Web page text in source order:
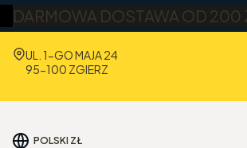
DARMOWA DOSTAWA OD 200
Adres:
UL. 1-GO MAJA 24
95-100 ZGIERZ
POLSKI ZŁ